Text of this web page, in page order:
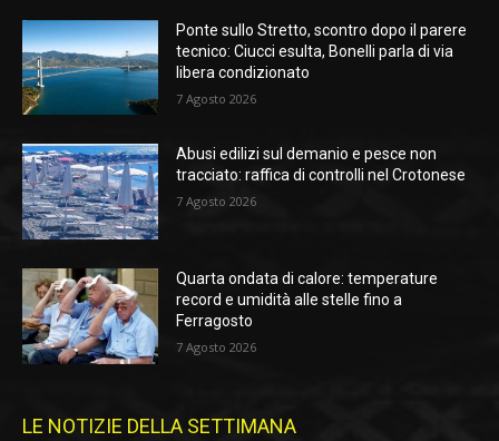
Ponte sullo Stretto, scontro dopo il parere
tecnico: Ciucci esulta, Bonelli parla di via
libera condizionato
7 Agosto 2026
Abusi edilizi sul demanio e pesce non
tracciato: raffica di controlli nel Crotonese
7 Agosto 2026
Quarta ondata di calore: temperature
record e umidità alle stelle fino a
Ferragosto
7 Agosto 2026
LE NOTIZIE DELLA SETTIMANA